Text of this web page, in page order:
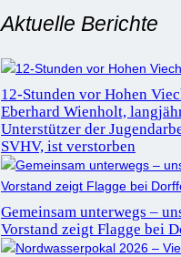
Aktuelle Berichte
12-Stunden vor Hohen
Eberhard Wienholt,
Unterstützer der
SVHV, ist verstorben
Gemeinsam unterwegs –
Vorstand zeigt Flagge bei